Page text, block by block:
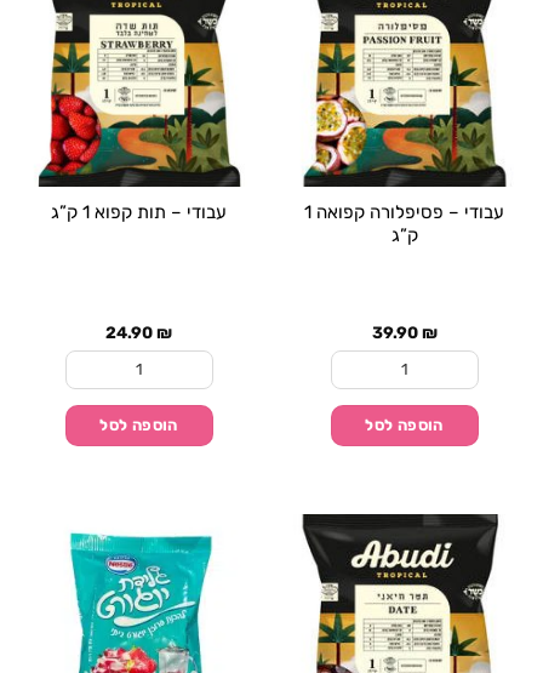
עבודי – פסיפלורה קפואה 1
ק”ג
39.90₪
כמות של עבודי - פסיפלורה קפואה 1 ק"ג
הוספה לסל
עבודי – תות קפוא 1 ק”ג
24.90₪
כמות של עבודי - תות
הוספה לסל